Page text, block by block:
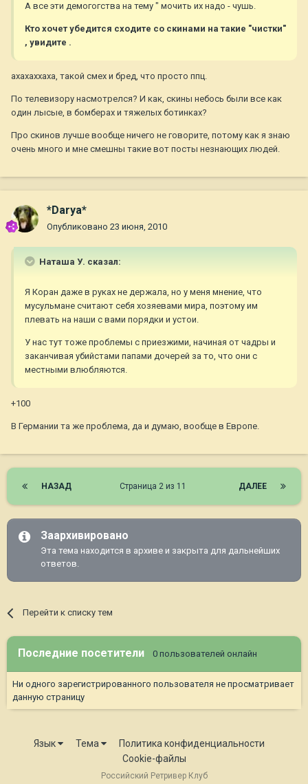
А все эти демогогства на тему " мочить их надо - чушь.
Кто хочет убедится сходите со скинами на такие "чистки"
, увидите .
ахахаххаха, такой смех и бред, что просто ппц.
По телевизору насмотрелся? И как, скины небось были все как
один лысые, в бомберах и тяжелых ботинках?
Про скинов лучше вообще ничего не говорите, потому как я знаю
очень много и мне смешны такие вот посты незнающих людей.
*Darya*
Опубликовано 23 июня, 2010
Наташа У. сказал:
Я Коран даже в руках не держала, но у меня мнение, что
мусульмане считают себя хозяевами мира, поэтому им
плевать на наши с вами порядки и устои.
У нас тут тоже проблемы с приезжими, начиная от чадры и
заканчивая убийстами папами дочерей за то, что они с
местными влюбляются.
+100
В Германии та же проблема, да и думаю, вообще в Европе.
НАЗАД ДАЛЕЕ
Страница 2 из 11
Заархивировано
Эта тема находится в архиве и закрыта для дальнейших
ответов.
Перейти к списку тем
Последние посетители 0 пользователей онлайн
Ни одного зарегистрированного пользователя не просматривает
данную страницу
Язык Тема
Политика конфиденциальности
Cookie-файлы
Российский Ретривер Клуб